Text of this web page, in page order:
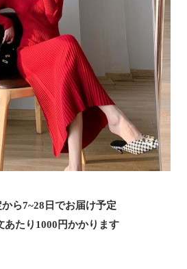
ら7~28日でお届け予定
あたり 1000 円かかります